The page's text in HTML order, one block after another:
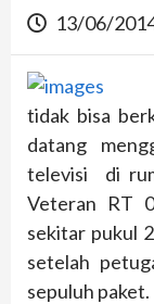
13/06/
tidak bisa
datang
televisi di
Veteran RT
sekitar pukul
setelah
sepuluh paket.